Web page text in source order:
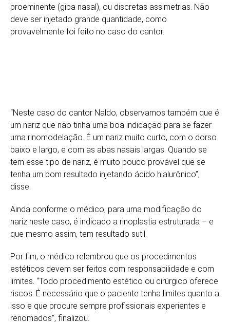
proeminente (giba nasal), ou discretas assimetrias. Não
deve ser injetado grande quantidade, como
provavelmente foi feito no caso do cantor.
“Neste caso do cantor Naldo, observamos também que é
um nariz que não tinha uma boa indicação para se fazer
uma rinomodelação. É um nariz muito curto, com o dorso
baixo e largo, e com as abas nasais largas. Quando se
tem esse tipo de nariz, é muito pouco provável que se
tenha um bom resultado injetando ácido hialurônico”,
disse.
Ainda conforme o médico, para uma modificação do
nariz neste caso, é indicado a rinoplastia estruturada – e
que mesmo assim, tem resultado sutil.
Por fim, o médico relembrou que os procedimentos
estéticos devem ser feitos com responsabilidade e com
limites. “Todo procedimento estético ou cirúrgico oferece
riscos. É necessário que o paciente tenha limites quanto a
isso e que procure sempre profissionais experientes e
renomados”, finalizou.